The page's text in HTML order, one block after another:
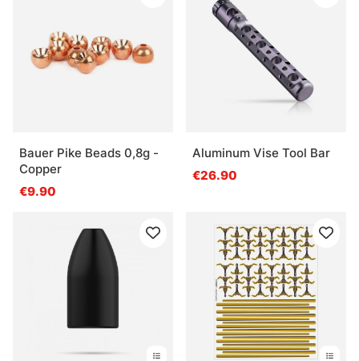
Bauer Pike Beads 0,8g -
Copper
€9.90
Aluminum Vise Tool Bar
€26.90